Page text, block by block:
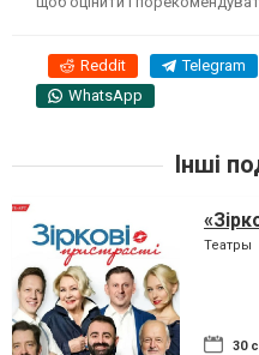
Reddit Telegram
WhatsApp
Інші
Театры
30